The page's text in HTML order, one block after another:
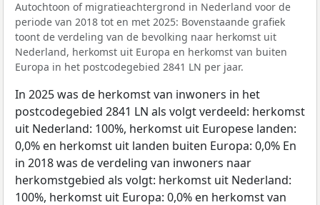
Autochtoon of migratieachtergrond in Nederland voor de
periode van 2018 tot en met 2025: Bovenstaande grafiek
toont de verdeling van de bevolking naar herkomst uit
Nederland, herkomst uit Europa en herkomst van buiten
Europa in het postcodegebied 2841 LN per jaar.
In 2025 was de herkomst van inwoners in het
postcodegebied 2841 LN als volgt verdeeld: herkomst
uit Nederland: 100%, herkomst uit Europese landen:
0,0% en herkomst uit landen buiten Europa: 0,0% En
in 2018 was de verdeling van inwoners naar
herkomstgebied als volgt: herkomst uit Nederland:
100%, herkomst uit Europa: 0,0% en herkomst van